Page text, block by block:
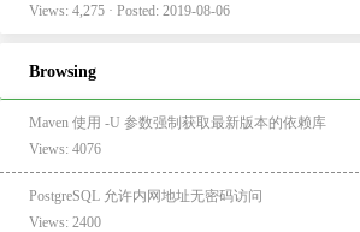
Views: 4,275 · Posted: 2019-08-06
Browsing
Maven 使用 -U 参数强制获取最新版本的依赖库
Views: 4076
PostgreSQL 允许内网地址无密码访问
Views: 2400